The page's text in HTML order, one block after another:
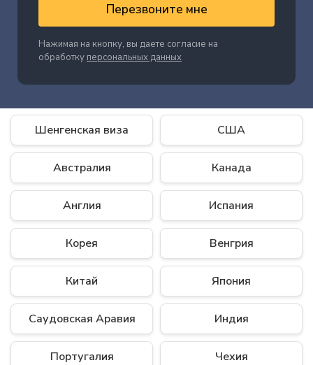
Перезвоните мне
Нажимая на кнопку, вы даете согласие на
обработку персональных данных
Шенгенская виза США
Австралия Канада
Англия Испания
Корея Венгрия
Китай Япония
Саудовская Аравия Индия
Португалия Чехия